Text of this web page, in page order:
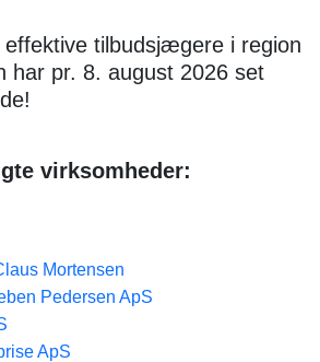
effektive tilbudsjægere i region
har pr. 8. august 2026 set
virksomheder:
Mortensen
Pedersen ApS
ApS